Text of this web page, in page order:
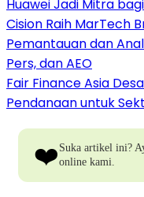
Huawei Jadi Mitra
Cision Raih MarTech
Pemantauan dan
Pers, dan AEO
Fair Finance Asia
Pendanaan untuk
❤️ Suka artikel ini?
online kami.